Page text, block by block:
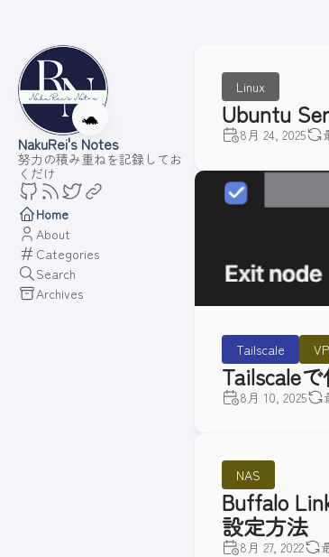
🐢
NakuRei's Notes
努力の積み重ねを記録してお
くだけ
Home
About
Categories
Search
Archives
Linux
Ubuntu
8月 24, 2025
Tailscale
Tailscale
8月 10, 2025
NAS
Buffalo
設定方法
8月 27, 2022